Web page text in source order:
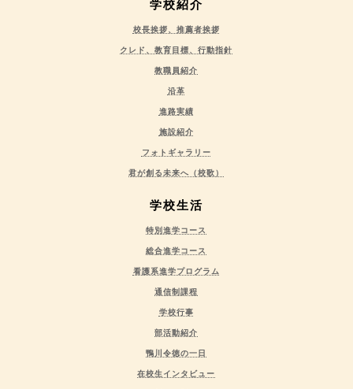
学校紹介
校長挨拶、推薦者挨拶
クレド、教育目標、行動指針
教職員紹介
沿革
進路実績
施設紹介
フォトギャラリー
君が創る未来へ（校歌）
学校生活
特別進学コース
総合進学コース
看護系進学プログラム
通信制課程
学校行事
部活動紹介
鴨川令徳の一日
在校生インタビュー